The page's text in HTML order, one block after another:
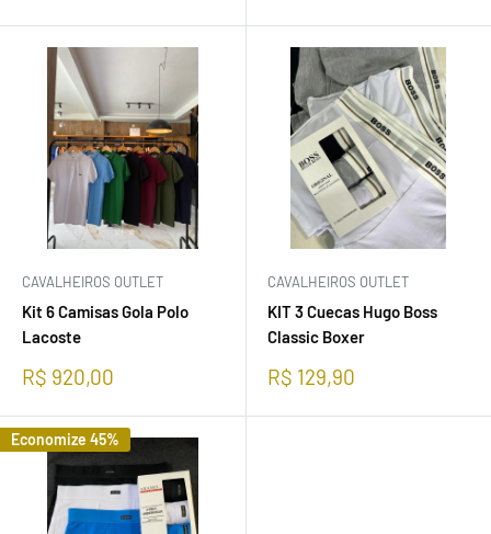
CAVALHEIROS OUTLET
Kit 6 Camisas Gola Polo
Lacoste
Preço
R$ 920,00
CAVALHEIROS OUTLET
KIT 3 Cuecas Hugo Boss
Classic Boxer
Preço
R$ 129,90
Economize 45%